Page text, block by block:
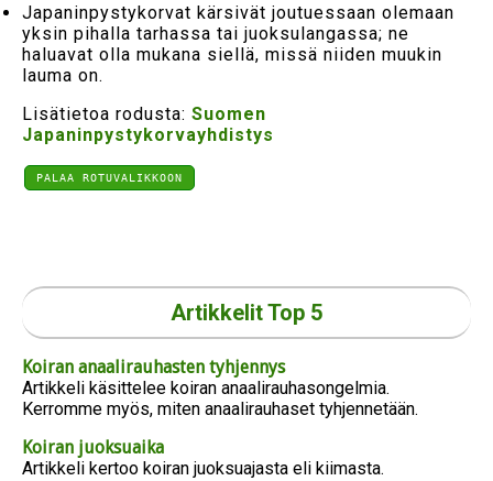
Japaninpystykorvat kärsivät joutuessaan olemaan
yksin pihalla tarhassa tai juoksulangassa; ne
haluavat olla mukana siellä, missä niiden muukin
lauma on.
Lisätietoa rodusta: Suomen
Japaninpystykorvayhdistys
PALAA ROTUVALIKKOON
Artikkelit Top 5
Koiran anaalirauhasten tyhjennys
Artikkeli käsittelee koiran anaalirauhasongelmia.
Kerromme myös, miten anaalirauhaset tyhjennetään.
Koiran juoksuaika
Artikkeli kertoo koiran juoksuajasta eli kiimasta.